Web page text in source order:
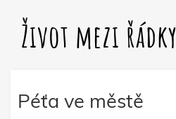
Život mezi řádky
Péťa ve městě